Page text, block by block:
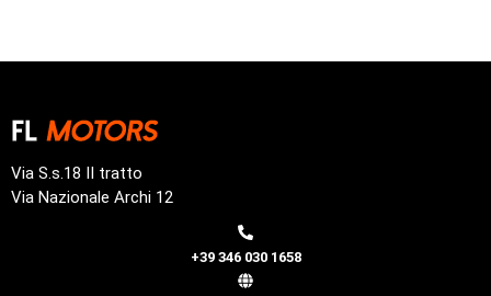
Via S.s.18 II tratto
Via Nazionale Archi 12
+39 346 030 1658